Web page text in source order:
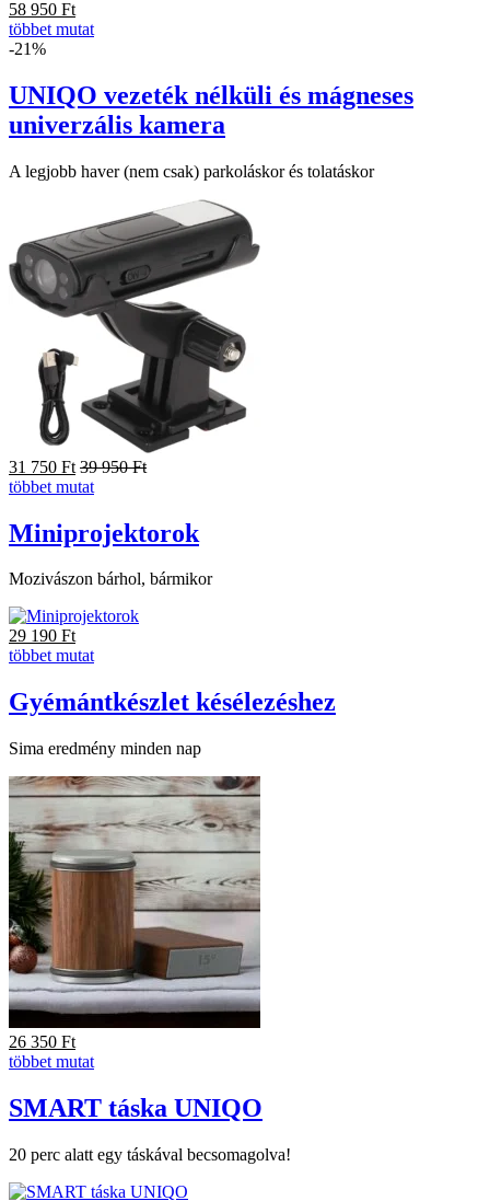
58 950 Ft
többet mutat
-21%
UNIQO vezeték nélküli és mágneses
univerzális kamera
A legjobb haver (nem csak) parkoláskor és tolatáskor
31 750 Ft 39 950Ft
többet mutat
Miniprojektorok
Mozivászon bárhol, bármikor
29 190 Ft
többet mutat
Gyémántkészlet késélezéshez
Sima eredmény minden nap
26 350 Ft
többet mutat
SMART táska UNIQO
20 perc alatt egy táskával becsomagolva!